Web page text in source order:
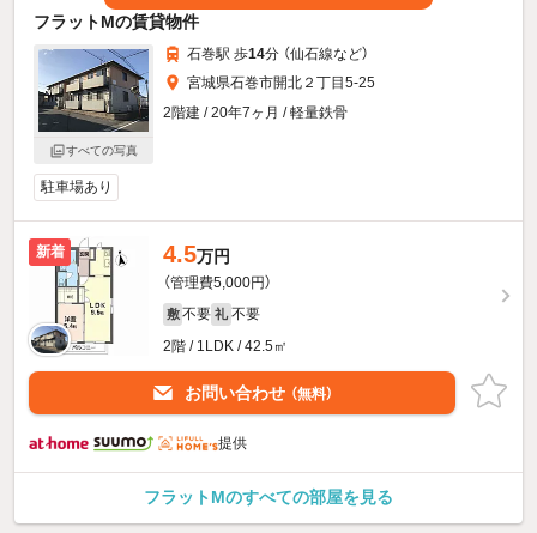
フラットMの賃貸物件
すべての写真
石巻駅 歩14分 （仙石線など）
宮城県石巻市開北２丁目5-25
2階建 / 20年7ヶ月 / 軽量鉄骨
駐車場あり
新着 4.5万円
（管理費5,000円）
敷 不要 礼 不要
2階 / 1LDK / 42.5㎡
お問い合わせ （無料）
提供
フラットMのすべての部屋を見る